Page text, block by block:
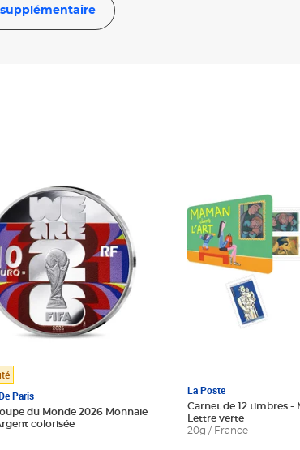
Paris
du Monde 2026 Monnaie
colorisée
La Poste
Carnet de 12 timbres -
Lettre verte
20g / France